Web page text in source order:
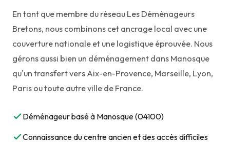
En tant que membre du réseau Les Déménageurs
Bretons, nous combinons cet ancrage local avec une
couverture nationale et une logistique éprouvée. Nous
gérons aussi bien un déménagement dans Manosque
qu'un transfert vers Aix-en-Provence, Marseille, Lyon,
Paris ou toute autre ville de France.
Déménageur basé à Manosque (04100)
Connaissance du centre ancien et des accès difficiles